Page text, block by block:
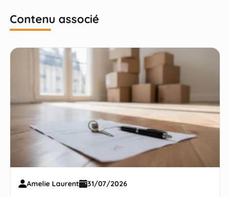
Contenu associé
Amelie Laurent 31/07/2026